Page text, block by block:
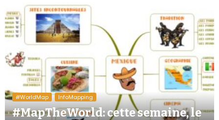
#WorldMap InfoMapping
#MapTheWorld: cette semaine, le